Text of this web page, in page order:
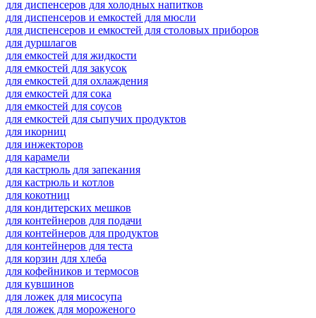
для диспенсеров для холодных напитков
для диспенсеров и емкостей для мюсли
для диспенсеров и емкостей для столовых приборов
для дуршлагов
для емкостей для жидкости
для емкостей для закусок
для емкостей для охлаждения
для емкостей для сока
для емкостей для соусов
для емкостей для сыпучих продуктов
для икорниц
для инжекторов
для карамели
для кастрюль для запекания
для кастрюль и котлов
для кокотниц
для кондитерских мешков
для контейнеров для подачи
для контейнеров для продуктов
для контейнеров для теста
для корзин для хлеба
для кофейников и термосов
для кувшинов
для ложек для мисосупа
для ложек для мороженого